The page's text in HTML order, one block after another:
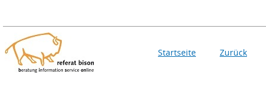
Startseite Zurück